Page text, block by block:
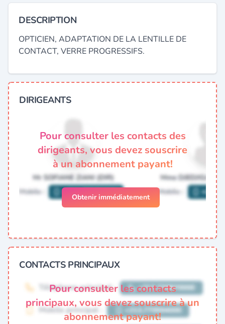
DESCRIPTION
OPTICIEN, ADAPTATION DE LA LENTILLE DE
CONTACT, VERRE PROGRESSIFS.
DIRIGEANTS
Pour consulter les contacts des
dirigeants, vous devez souscrire
à un abonnement payant!
Obtenir immédiatement
CONTACTS PRINCIPAUX
Pour consulter les contacts
principaux, vous devez souscrire à un
abonnement payant!